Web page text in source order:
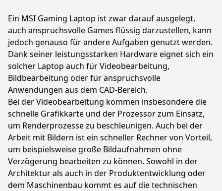
Ein MSI Gaming Laptop ist zwar darauf ausgelegt,
auch anspruchsvolle Games flüssig darzustellen, kann
jedoch genauso für andere Aufgaben genutzt werden.
Dank seiner leistungsstarken Hardware eignet sich ein
solcher Laptop auch für Videobearbeitung,
Bildbearbeitung oder für anspruchsvolle
Anwendungen aus dem CAD-Bereich.
Bei der Videobearbeitung kommen insbesondere die
schnelle Grafikkarte und der Prozessor zum Einsatz,
um Renderprozesse zu beschleunigen. Auch bei der
Arbeit mit Bildern ist ein schneller Rechner von Vorteil,
um beispielsweise große Bildaufnahmen ohne
Verzögerung bearbeiten zu können. Sowohl in der
Architektur als auch in der Produktentwicklung oder
dem Maschinenbau kommt es auf die technischen